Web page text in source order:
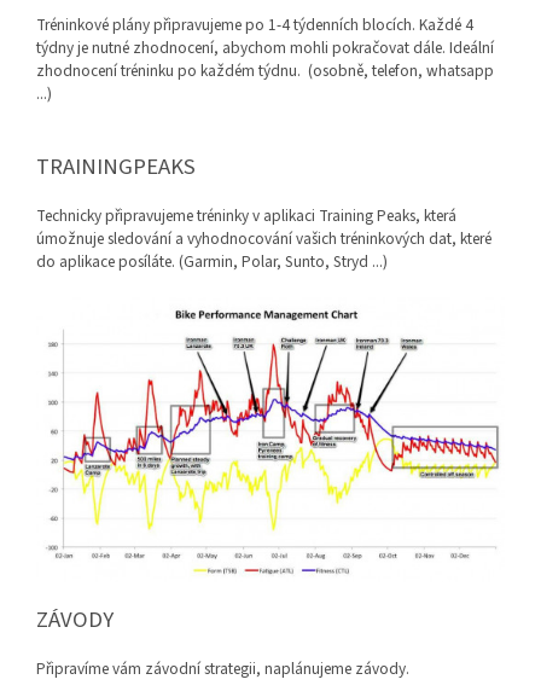
Tréninkové plány připravujeme po 1-4 týdenních blocích. Každé 4
týdny je nutné zhodnocení, abychom mohli pokračovat dále. Ideální
zhodnocení tréninku po každém týdnu. (osobně, telefon, whatsapp
...)
TRAININGPEAKS
Technicky připravujeme tréninky v aplikaci Training Peaks, která
úmožnuje sledování a vyhodnocování vašich tréninkových dat, které
do aplikace posíláte. (Garmin, Polar, Sunto, Stryd ...)
ZÁVODY
Připravíme vám závodní strategii, naplánujeme závody.